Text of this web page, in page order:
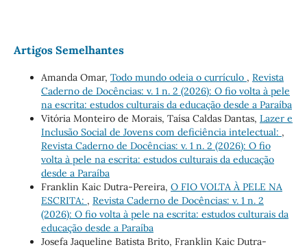
Artigos Semelhantes
Amanda Omar, Todo mundo odeia o currículo , Revista
Caderno de Docências: v. 1 n. 2 (2026): O fio volta à pele
na escrita: estudos culturais da educação desde a Paraíba
Vitória Monteiro de Morais, Taísa Caldas Dantas, Lazer e
Inclusão Social de Jovens com deficiência intelectual: ,
Revista Caderno de Docências: v. 1 n. 2 (2026): O fio
volta à pele na escrita: estudos culturais da educação
desde a Paraíba
Franklin Kaic Dutra-Pereira, O FIO VOLTA À PELE NA
ESCRITA: , Revista Caderno de Docências: v. 1 n. 2
(2026): O fio volta à pele na escrita: estudos culturais da
educação desde a Paraíba
Josefa Jaqueline Batista Brito, Franklin Kaic Dutra-